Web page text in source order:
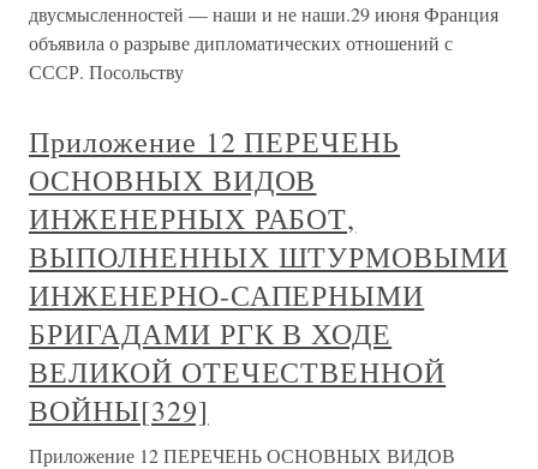
двусмысленностей — наши и не наши.29 июня Франция
объявила о разрыве дипломатических отношений с
СССР. Посольству
Приложение 12 ПЕРЕЧЕНЬ
ОСНОВНЫХ ВИДОВ
ИНЖЕНЕРНЫХ РАБОТ,
ВЫПОЛНЕННЫХ ШТУРМОВЫМИ
ИНЖЕНЕРНО-САПЕРНЫМИ
БРИГАДАМИ РГК В ХОДЕ
ВЕЛИКОЙ ОТЕЧЕСТВЕННОЙ
ВОЙНЫ[329]
Приложение 12 ПЕРЕЧЕНЬ ОСНОВНЫХ ВИДОВ